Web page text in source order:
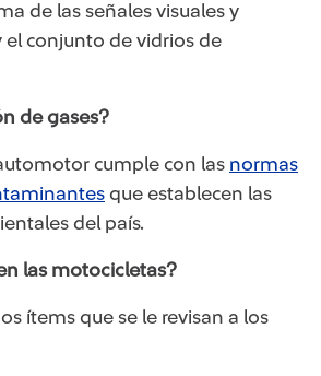
de las señales visuales y
el conjunto de vidrios de
de gases?
cumple con las normas
que establecen las
del país.
las motocicletas?
ítems que se le revisan a los